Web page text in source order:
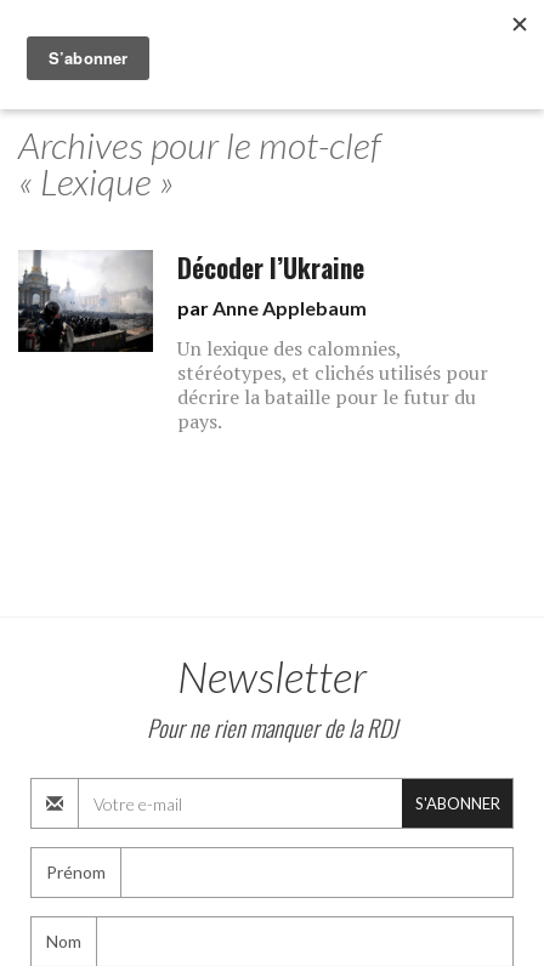
Archives pour le mot-clef
« Lexique »
Décoder l’Ukraine
parAnne Applebaum
Un lexique des calomnies,
stéréotypes, et clichés utilisés pour
décrire la bataille pour le futur du
pays.
Newsletter
Pour ne rien manquer de la RDJ
S'ABONNER
Prénom
Nom